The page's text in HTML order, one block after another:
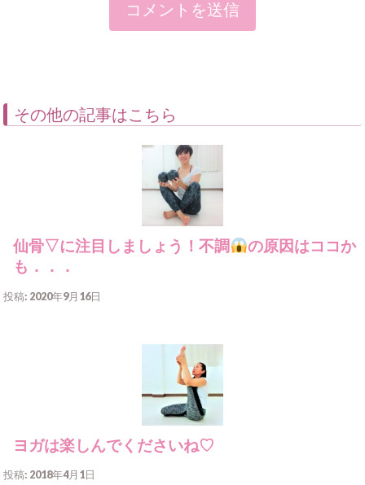
その他の記事はこちら
仙骨▽に注目しましょう！不調
の原因はココか
も．．．
投稿: 2020年9月16日
ヨガは楽しんでくださいね♡
投稿: 2018年4月1日